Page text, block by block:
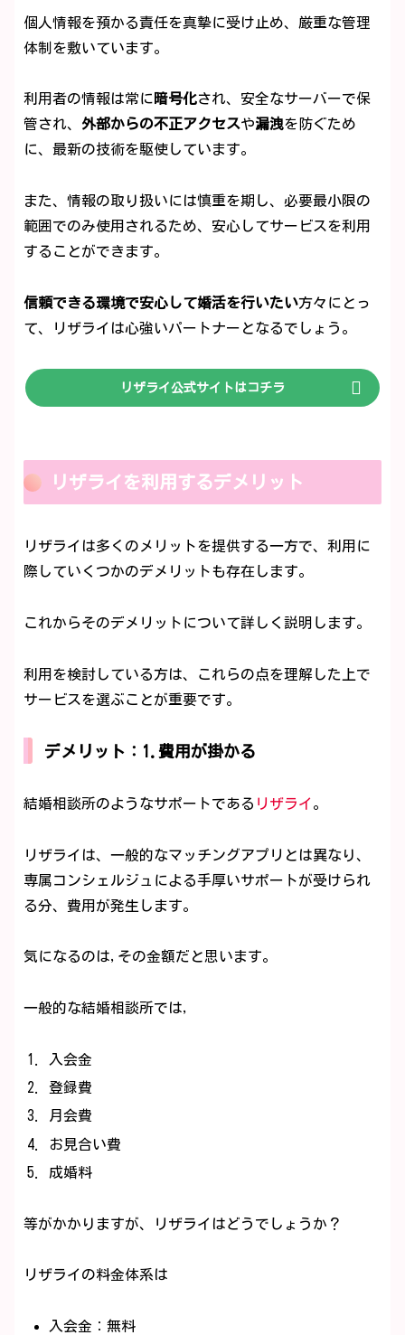
個人情報を預かる責任を真摯に受け止め、厳重な管理
体制を敷いています。
利用者の情報は常に暗号化され、安全なサーバーで保
管され、 外部からの不正アクセスや漏洩を防ぐため
に、最新の技術を駆使しています。
また、情報の取り扱いには慎重を期し、必要最小限の
範囲でのみ使用されるため、安心してサービスを利用
することができます。
信頼できる環境で安心して婚活を行いたい方々にとっ
て、リザライは心強いパートナーとなるでしょう。
リザライ公式サイトはコチラ
リザライを利用するデメリット
リザライは多くのメリットを提供する一方で、利用に
際していくつかのデメリットも存在します。
これからそのデメリットについて詳しく説明します。
利用を検討している方は、これらの点を理解した上で
サービスを選ぶことが重要です。
デメリット：1.費用が掛かる
結婚相談所のようなサポートである リザライ。
リザライは、一般的なマッチングアプリとは異なり、
専属コンシェルジュによる手厚いサポートが受けられ
る分、費用が発生します。
気になるのは,その金額だと思います。
一般的な結婚相談所では,
入会金
登録費
月会費
お見合い費
成婚料
等がかかりますが、リザライはどうでしょうか？
リザライの料金体系は
入会金：無料